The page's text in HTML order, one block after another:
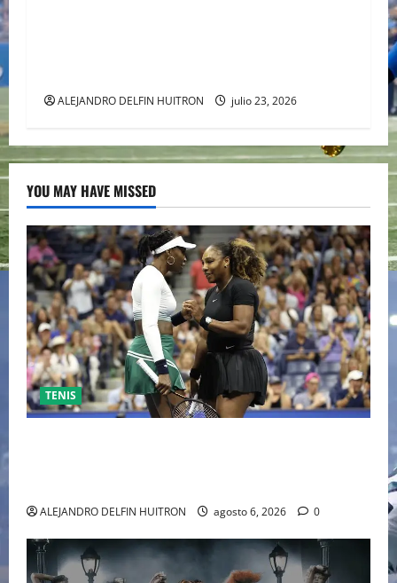
ALEJANDRO DELFIN HUITRON julio 23, 2026
YOU MAY HAVE MISSED
TENIS
ALEJANDRO DELFIN HUITRON agosto 6, 2026 0